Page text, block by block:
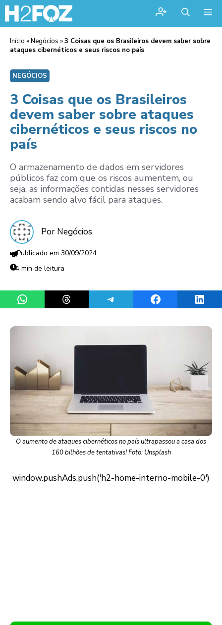
Início »Negócios »3 Coisas que os Brasileiros devem saber sobre
ataques cibernéticos e seus riscos no país
NEGÓCIOS
3 Coisas que os Brasileiros
devem saber sobre ataques
cibernéticos e seus riscos no
país
O armazenamento de dados em servidores
públicos faz com que os riscos aumentem, ou
seja, as informações contidas nesses servidores
acabam sendo alvo fácil para ataques.
Por Negócios
30/09/2024
4 min de leitura
Share on WhatsAppShare on ThreadsShare on TelegramShare on Facebook
O aumento de ataques cibernéticos no país ultrapassou a casa dos
160 bilhões de tentativas! Foto: Unsplash